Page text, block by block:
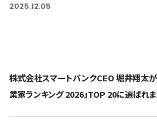
2025.12.05
株式会社スマートバンクCEO 堀井翔太
業家ランキング 2026」TOP 20に選ばれ